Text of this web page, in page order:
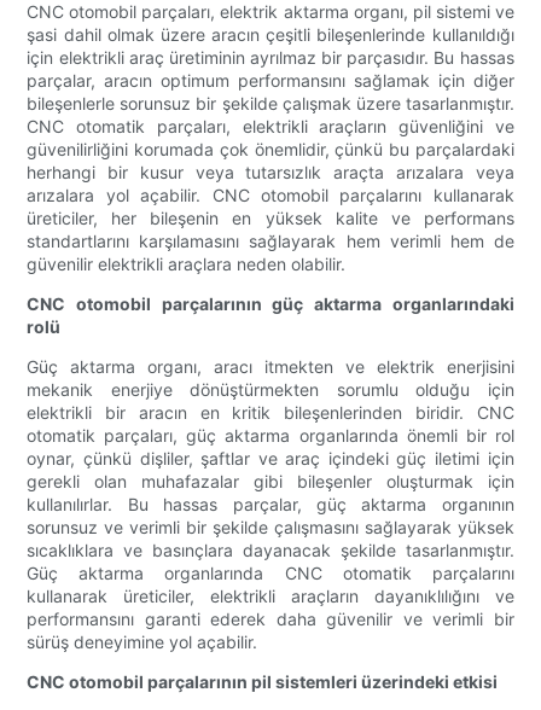
CNC otomobil parçaları, elektrik aktarma organı, pil sistemi ve
şasi dahil olmak üzere aracın çeşitli bileşenlerinde kullanıldığı
için elektrikli araç üretiminin ayrılmaz bir parçasıdır. Bu hassas
parçalar, aracın optimum performansını sağlamak için diğer
bileşenlerle sorunsuz bir şekilde çalışmak üzere tasarlanmıştır.
CNC otomatik parçaları, elektrikli araçların güvenliğini ve
güvenilirliğini korumada çok önemlidir, çünkü bu parçalardaki
herhangi bir kusur veya tutarsızlık araçta arızalara veya
arızalara yol açabilir. CNC otomobil parçalarını kullanarak
üreticiler, her bileşenin en yüksek kalite ve performans
standartlarını karşılamasını sağlayarak hem verimli hem de
güvenilir elektrikli araçlara neden olabilir.
CNC otomobil parçalarının güç aktarma organlarındaki
rolü
Güç aktarma organı, aracı itmekten ve elektrik enerjisini
mekanik enerjiye dönüştürmekten sorumlu olduğu için
elektrikli bir aracın en kritik bileşenlerinden biridir. CNC
otomatik parçaları, güç aktarma organlarında önemli bir rol
oynar, çünkü dişliler, şaftlar ve araç içindeki güç iletimi için
gerekli olan muhafazalar gibi bileşenler oluşturmak için
kullanılırlar. Bu hassas parçalar, güç aktarma organının
sorunsuz ve verimli bir şekilde çalışmasını sağlayarak yüksek
sıcaklıklara ve basınçlara dayanacak şekilde tasarlanmıştır.
Güç aktarma organlarında CNC otomatik parçalarını
kullanarak üreticiler, elektrikli araçların dayanıklılığını ve
performansını garanti ederek daha güvenilir ve verimli bir
sürüş deneyimine yol açabilir.
CNC otomobil parçalarının pil sistemleri üzerindeki etkisi